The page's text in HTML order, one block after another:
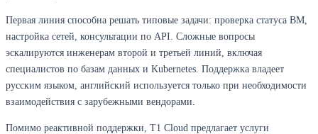
Первая линия способна решать типовые задачи: проверка статуса ВМ,
настройка сетей, консультации по API. Сложные вопросы
эскалируются инженерам второй и третьей линий, включая
специалистов по базам данных и Kubernetes. Поддержка владеет
русским языком, английский используется только при необходимости
взаимодействия с зарубежными вендорами.
Помимо реактивной поддержки, T1 Cloud предлагает услуги